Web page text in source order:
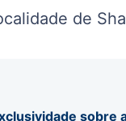
de
sobre